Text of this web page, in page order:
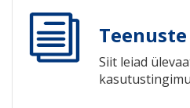
Siit leiad